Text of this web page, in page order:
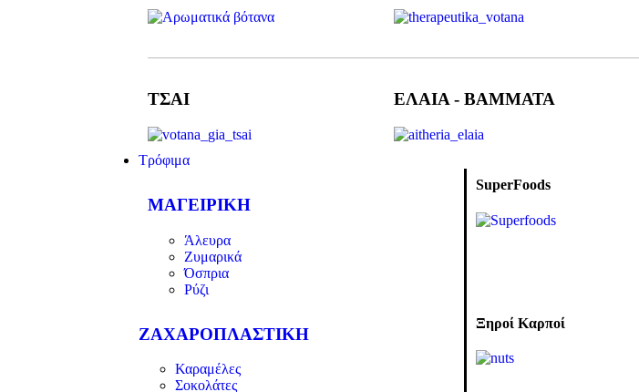
ΤΣΑΙ ΕΛΑΙΑ - ΒΑΜΜΑΤΑ
Τρόφιμα
ΜΑΓΕΙΡΙΚΗ
Άλευρα
Ζυμαρικά
Όσπρια
Ρύζι
SuperFoods
ΖΑΧΑΡΟΠΛΑΣΤΙΚΗ
Καραμέλες
Σοκολάτες
Ξηροί Καρποί